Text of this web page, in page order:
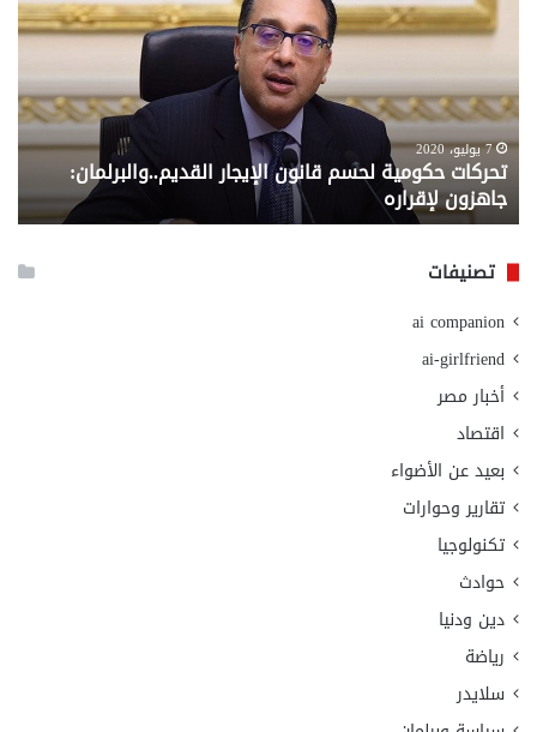
لحسم
قانون
القديم..والبرلمان:
جاهزون
لإقراره
7 يوليو، 2020
تحركات حكومية لحسم قانون الإيجار القديم..والبرلمان:
جاهزون لإقراره
..
من
تصنيفات
ai companion
ai-girlfriend
أخبار مصر
اقتصاد
بعيد عن الأضواء
تقارير وحوارات
تكنولوجيا
حوادث
دين ودنيا
رياضة
سلايدر